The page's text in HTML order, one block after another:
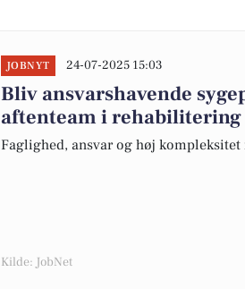
JOBNYT 24-07-2025 15:03
Bliv ansvarshavende
aftenteam i
Faglighed, ansvar og høj
Kilde: JobNet